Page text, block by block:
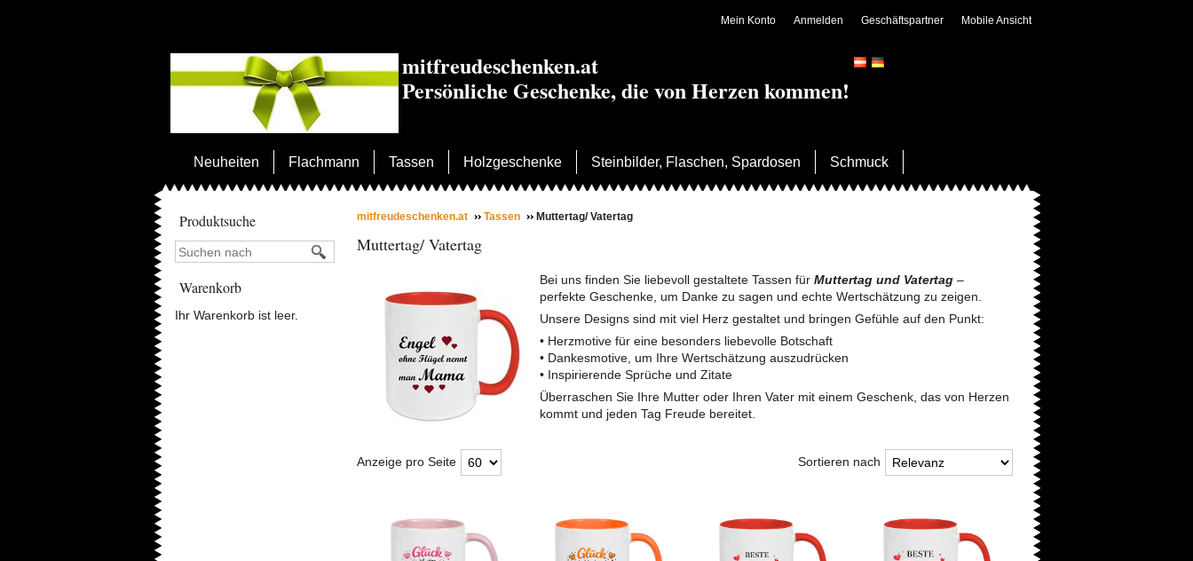
Mein Konto Anmelden Geschäftspartner Mobile Ansicht
mitfreudeschenken.at
Persönliche Geschenke, die von Herzen kommen!
Neuheiten Flachmann Tassen Holzgeschenke Steinbilder, Flaschen, Spardosen Schmuck
Produktsuche
Warenkorb
Ihr Warenkorb ist leer.
mitfreudeschenken.at Tassen Muttertag/ Vatertag
Muttertag/ Vatertag
Bei uns finden Sie liebevoll gestaltete Tassen für Muttertag und Vatertag –
perfekte Geschenke, um Danke zu sagen und echte Wertschätzung zu zeigen.
Unsere Designs sind mit viel Herz gestaltet und bringen Gefühle auf den Punkt:
• Herzmotive für eine besonders liebevolle Botschaft
• Dankesmotive, um Ihre Wertschätzung auszudrücken
• Inspirierende Sprüche und Zitate
Überraschen Sie Ihre Mutter oder Ihren Vater mit einem Geschenk, das von Herzen
kommt und jeden Tag Freude bereitet.
Anzeige pro Seite Sortieren nach